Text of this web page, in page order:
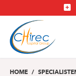
en
naar
inhoud
HOME